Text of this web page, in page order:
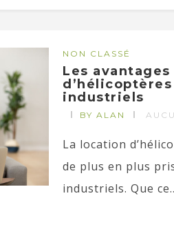
NON CLASSÉ
Les
industriels
BY ALAN
La location
de plus en plus
industriels. Que